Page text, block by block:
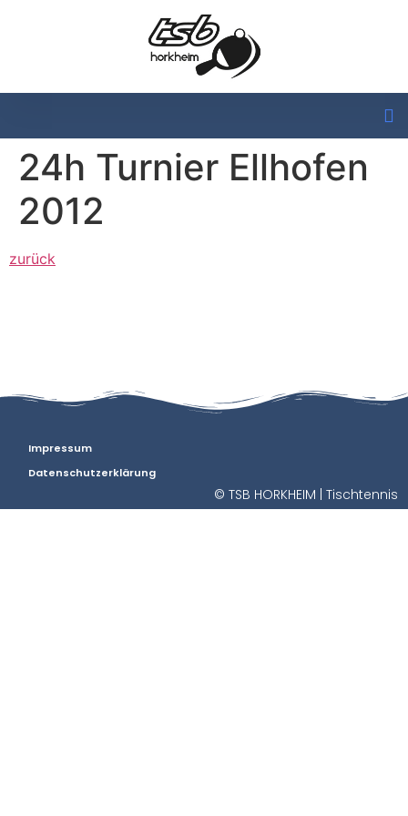
24h Turnier Ellhofen
2012
zurück
Impressum
Datenschutzerklärung
© TSB HORKHEIM | Tischtennis